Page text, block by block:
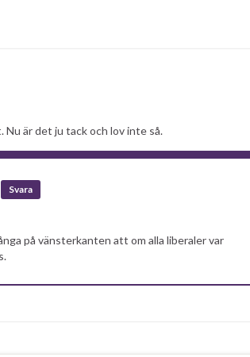
Nu är det ju tack och lov inte så.
Svara
på vänsterkanten att om alla liberaler var